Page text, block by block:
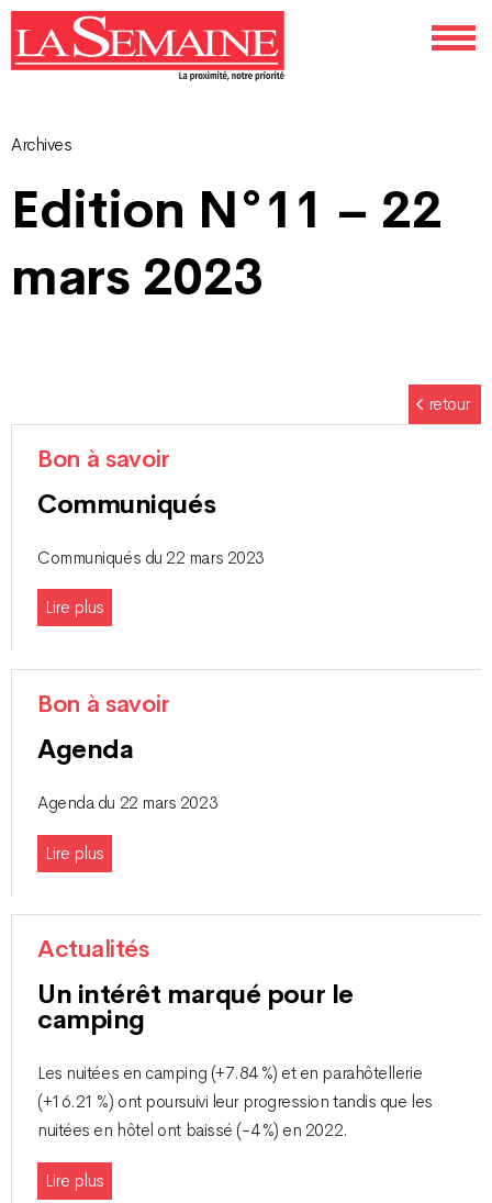
Archives
Edition N°11 – 22
mars 2023
retour
Bon à savoir
Communiqués
Communiqués du 22 mars 2023
Lire plus
Bon à savoir
Agenda
Agenda du 22 mars 2023
Lire plus
Actualités
Un intérêt marqué pour le
camping
Les nuitées en camping (+7.84 %) et en parahôtellerie
(+16.21 %) ont poursuivi leur progression tandis que les
nuitées en hôtel ont baissé (-4 %) en 2022.
Lire plus
Navigation
des
articles